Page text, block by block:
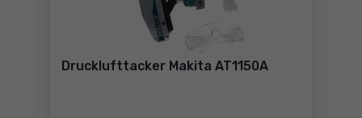
Drucklufttacker Makita AT1150A